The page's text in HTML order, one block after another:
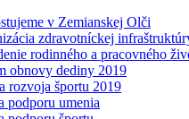
v Zemianskej Olči
zdravotníckej
rodinného a pracovného
obnovy dediny 2019
rozvoja športu 2019
podporu umenia